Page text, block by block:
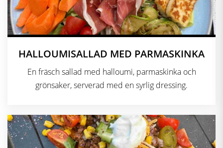
HALLOUMISALLAD MED PARMASKINKA
En fräsch sallad med halloumi, parmaskinka och
grönsaker, serverad med en syrlig dressing.